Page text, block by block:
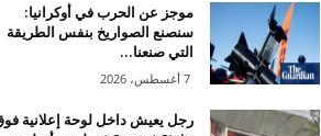
موجز عن الحرب في أوكرانيا:
سنصنع الصواريخ بنفس الطريقة
التي صنعنا...
7 أغسطس، 2026
رجل يعيش داخل لوحة إعلانية